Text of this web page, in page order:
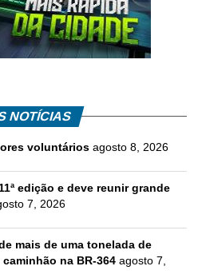
NOTÍCIAS
voluntários agosto 8, 2026
edição e deve reunir grande
7, 2026
mais de uma tonelada de
na BR-364 agosto 7,